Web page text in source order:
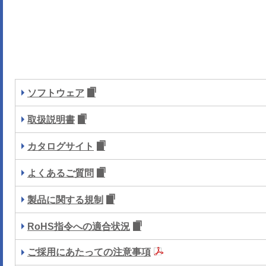
ソフトウェア
取扱説明書
カタログサイト
よくあるご質問
製品に関する規制
RoHS指令への適合状況
ご採用にあたっての注意事項